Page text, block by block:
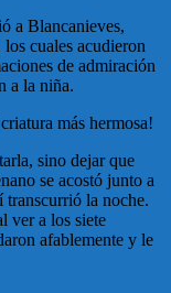
a Blancanieves,
cuales acudieron
de admiración
a la niña.
más hermosa!
sino dejar que
se acostó junto a
transcurrió la noche.
ver a los siete
afablemente y le